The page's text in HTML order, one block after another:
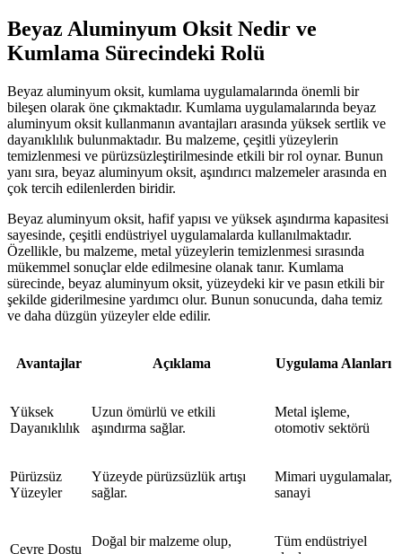
Beyaz Aluminyum Oksit Nedir ve
Kumlama Sürecindeki Rolü
Beyaz aluminyum oksit, kumlama uygulamalarında önemli bir
bileşen olarak öne çıkmaktadır. Kumlama uygulamalarında beyaz
aluminyum oksit kullanmanın avantajları arasında yüksek sertlik ve
dayanıklılık bulunmaktadır. Bu malzeme, çeşitli yüzeylerin
temizlenmesi ve pürüzsüzleştirilmesinde etkili bir rol oynar. Bunun
yanı sıra, beyaz aluminyum oksit, aşındırıcı malzemeler arasında en
çok tercih edilenlerden biridir.
Beyaz aluminyum oksit, hafif yapısı ve yüksek aşındırma kapasitesi
sayesinde, çeşitli endüstriyel uygulamalarda kullanılmaktadır.
Özellikle, bu malzeme, metal yüzeylerin temizlenmesi sırasında
mükemmel sonuçlar elde edilmesine olanak tanır. Kumlama
sürecinde, beyaz aluminyum oksit, yüzeydeki kir ve pasın etkili bir
şekilde giderilmesine yardımcı olur. Bunun sonucunda, daha temiz
ve daha düzgün yüzeyler elde edilir.
Avantajlar Açıklama Uygulama Alanları
Yüksek
Dayanıklılık
Uzun ömürlü ve etkili
aşındırma sağlar.
Metal işleme,
otomotiv sektörü
Pürüzsüz
Yüzeyler
Yüzeyde pürüzsüzlük artışı
sağlar.
Mimari uygulamalar,
sanayi
Çevre Dostu
Doğal bir malzeme olup,
Tüm endüstriyel